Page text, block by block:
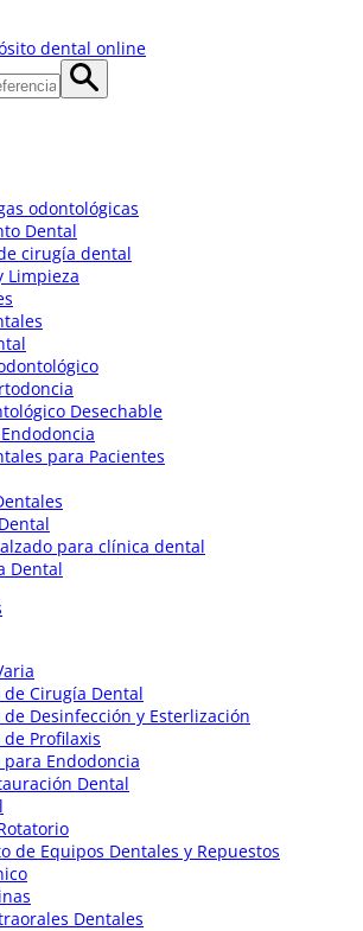
dental online
odontológicas
Dental
cirugía dental
Limpieza
Desechable
para Pacientes
para clínica dental
Dental
Cirugía Dental
Desinfección y Esterlización
Profilaxis
Endodoncia
Dental
de Equipos Dentales y Repuestos
Dentales